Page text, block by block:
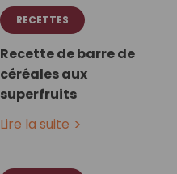
RECETTES
Recette de barre de
céréales aux
superfruits
Lire la suite